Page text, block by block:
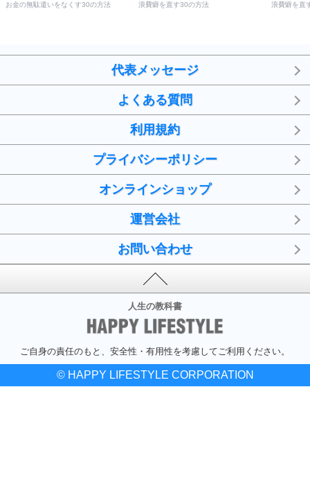
お金の無駄遣いをなくす30の方法 浪費癖を直す30の方法 浪費癖を直
代表メッセージ
よくある質問
利用規約
プライバシーポリシー
オンラインショップ
運営会社
お問い合わせ
人生の教科書
ご自身の責任のもと、安全性・有用性を考慮してご利用ください。
© HAPPY LIFESTYLE CORPORATION